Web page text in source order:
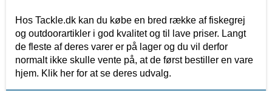
Hos Tackle.dk kan du købe en bred række af fiskegrej
og outdoorartikler i god kvalitet og til lave priser. Langt
de fleste af deres varer er på lager og du vil derfor
normalt ikke skulle vente på, at de først bestiller en vare
hjem. Klik her for at se deres udvalg.